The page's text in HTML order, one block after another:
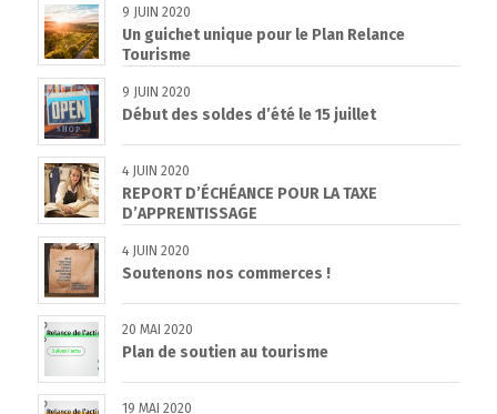
9 JUIN 2020
Un guichet unique pour le Plan Relance
Tourisme
9 JUIN 2020
Début des soldes d’été le 15 juillet
4 JUIN 2020
REPORT D’ÉCHÉANCE POUR LA TAXE
D’APPRENTISSAGE
4 JUIN 2020
Soutenons nos commerces !
20 MAI 2020
Plan de soutien au tourisme
19 MAI 2020